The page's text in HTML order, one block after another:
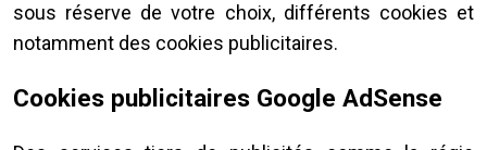
sous réserve de votre choix, différents cookies et
notamment des cookies publicitaires.
Cookies publicitaires Google AdSense